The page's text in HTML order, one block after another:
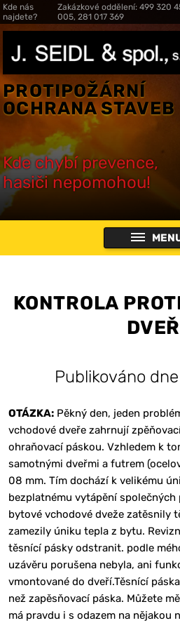
Kde nás
najdete?
Zakázkové oddělení: 499 320
005, 281 017 369
PROTIPOŽÁRNÍ
OCHRANA STAVEB
Kde chybí prevence,
hasiči nepomohou!
KONTROLA
Publikováno dne
OTÁZKA:Pěkný den, jeden
vchodové dveře zahrnují
ohraňovací páskou. Vzhledem k
samotnými dveřmi a futrem
08 mm. Tím dochází k velikému
bezplatnému vytápění společných
bytové vchodové dveže zatěsnily
zamezily úniku tepla z bytu.
těsnící pásky odstranit. podle
uzávěru porušena nebyla, ani
vmontované do dveří.Těsnící
než zapěsňovací páska. Můžete
má pravdu i s odazem na nějakou